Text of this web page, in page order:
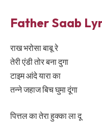
Father Saab
राख भरोसा बाबू रे
तेरी एंडी तोर बना दुगा
टाइम आंदे यारा का
तन्ने जहाज बिच घुमा दूंगा
पित्तल का तेरा हुक्का ला दू